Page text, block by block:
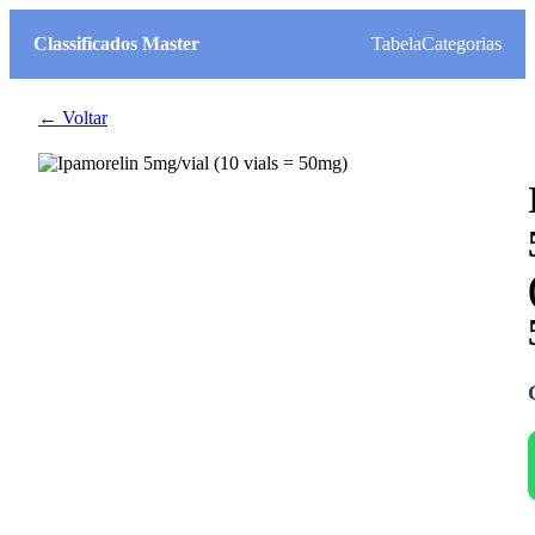
Classificados Master TabelaCategorias
← Voltar